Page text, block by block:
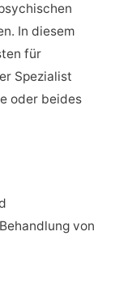
In diesem
für
Spezialist
oder beides
von